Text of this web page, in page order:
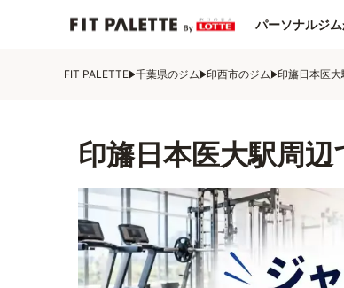
パーソナルジ
FIT PALETTE 千葉県のジム 印西市のジム 印旛日本医大
印旛日本医大駅周